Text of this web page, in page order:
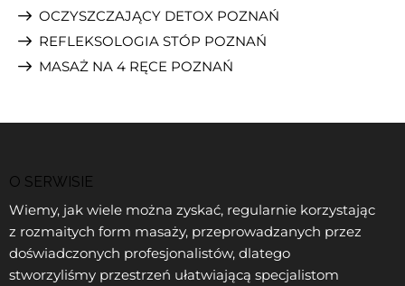
OCZYSZCZAJĄCY DETOX POZNAŃ
REFLEKSOLOGIA STÓP POZNAŃ
MASAŻ NA 4 RĘCE POZNAŃ
O SERWISIE
Wiemy, jak wiele można zyskać, regularnie korzystając
z rozmaitych form masaży, przeprowadzanych przez
doświadczonych profesjonalistów, dlatego
stworzyliśmy przestrzeń ułatwiającą specjalistom